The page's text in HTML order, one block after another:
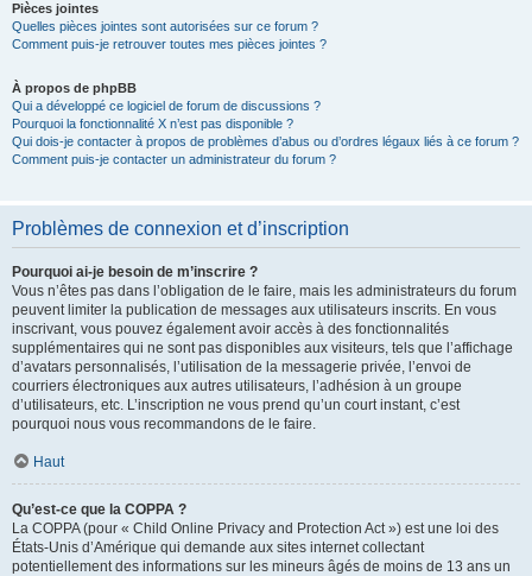
Pièces jointes
Quelles pièces jointes sont autorisées sur ce forum ?
Comment puis-je retrouver toutes mes pièces jointes ?
À propos de phpBB
Qui a développé ce logiciel de forum de discussions ?
Pourquoi la fonctionnalité X n’est pas disponible ?
Qui dois-je contacter à propos de problèmes d’abus ou d’ordres légaux liés à ce forum ?
Comment puis-je contacter un administrateur du forum ?
Problèmes de connexion et d’inscription
Pourquoi ai-je besoin de m’inscrire ?
Vous n’êtes pas dans l’obligation de le faire, mais les administrateurs du forum
peuvent limiter la publication de messages aux utilisateurs inscrits. En vous
inscrivant, vous pouvez également avoir accès à des fonctionnalités
supplémentaires qui ne sont pas disponibles aux visiteurs, tels que l’affichage
d’avatars personnalisés, l’utilisation de la messagerie privée, l’envoi de
courriers électroniques aux autres utilisateurs, l’adhésion à un groupe
d’utilisateurs, etc. L’inscription ne vous prend qu’un court instant, c’est
pourquoi nous vous recommandons de le faire.
Haut
Qu’est-ce que la COPPA ?
La COPPA (pour « Child Online Privacy and Protection Act ») est une loi des
États-Unis d’Amérique qui demande aux sites internet collectant
potentiellement des informations sur les mineurs âgés de moins de 13 ans un